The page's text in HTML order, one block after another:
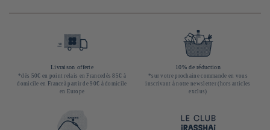
Livraison offerte
*dès 50€ en point relais en Francedès 85€ à
domicile en Franceà partir de 90€ à domicile
en Europe
10% de réduction
*sur votre prochaine commande en vous
inscrivant à notre newsletter (hors articles
exclus)